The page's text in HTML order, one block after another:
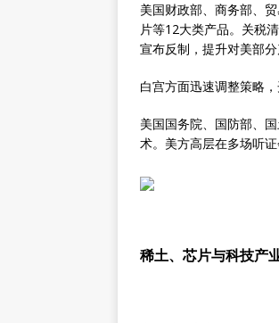
美国财政部、商务部、
片等12大类产品。关税
宣布反制，提升对美部
白宫方面迅速调整策略
美国国务院、国防部、
术。美方高层在多场听证
稀土、芯片与科技产